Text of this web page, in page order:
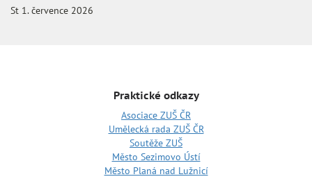
St 1. července 2026
Praktické odkazy
Asociace ZUŠ ČR
Umělecká rada ZUŠ ČR
Soutěže ZUŠ
Město Sezimovo Ústí
Město Planá nad Lužnicí